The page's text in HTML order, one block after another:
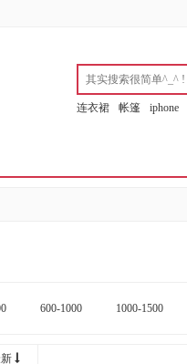
连衣裙 帐篷 iphone
600-1000 1000-1500